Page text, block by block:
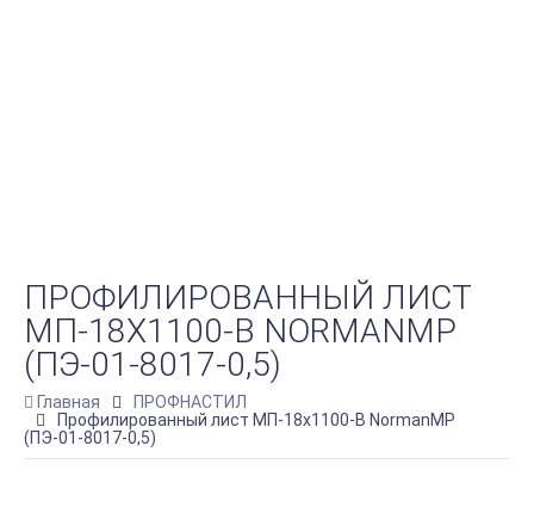
ПРОФИЛИРОВАННЫЙ ЛИСТ
МП-18Х1100-B NORMANMP
(ПЭ-01-8017-0,5)
Главная
ПРОФНАСТИЛ
Профилированный лист МП-18х1100-B NormanMP
(ПЭ-01-8017-0,5)